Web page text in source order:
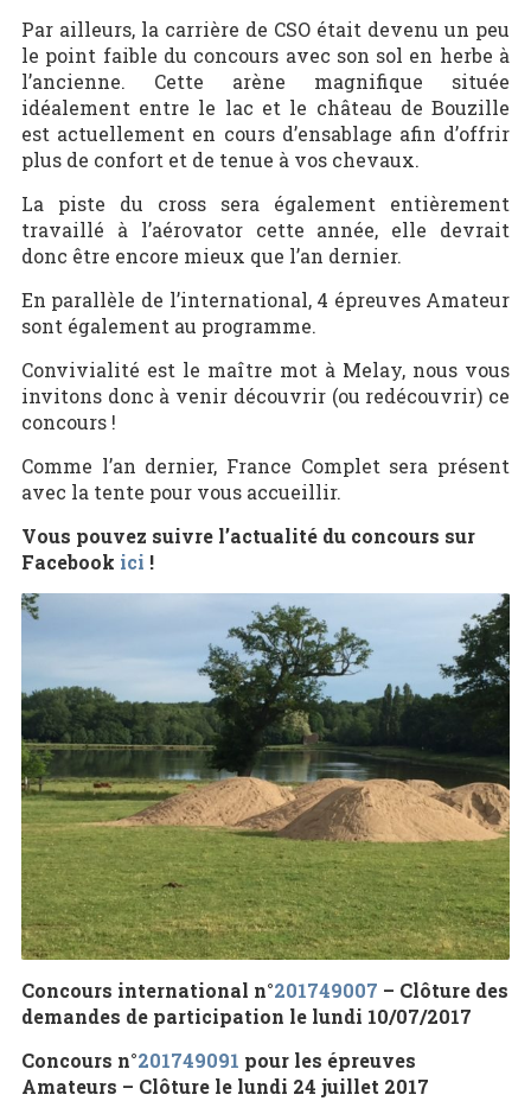
Par ailleurs, la carrière de CSO était devenu un peu
le point faible du concours avec son sol en herbe à
l’ancienne. Cette arène magnifique située
idéalement entre le lac et le château de Bouzille
est actuellement en cours d’ensablage afin d’offrir
plus de confort et de tenue à vos chevaux.
La piste du cross sera également entièrement
travaillé à l’aérovator cette année, elle devrait
donc être encore mieux que l’an dernier.
En parallèle de l’international, 4 épreuves Amateur
sont également au programme.
Convivialité est le maître mot à Melay, nous vous
invitons donc à venir découvrir (ou redécouvrir) ce
concours !
Comme l’an dernier, France Complet sera présent
avec la tente pour vous accueillir.
Vous pouvez suivre l’actualité du concours sur
Facebook ici !
Concours international n°201749007 – Clôture des
demandes de participation le lundi 10/07/2017
Concours n°201749091 pour les épreuves
Amateurs – Clôture le lundi 24 juillet 2017